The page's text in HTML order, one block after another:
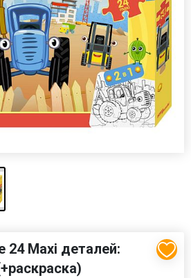
24 Maxi деталей: